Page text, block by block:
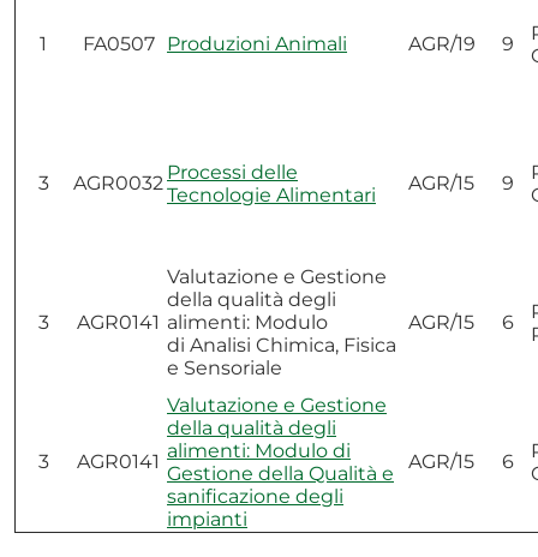
1 FA0507 Produzioni Animali AGR/19 9
3 AGR0032 Processi delle
Tecnologie Alimentari
AGR/15 9
3 AGR0141
Valutazione e Gestione
della qualità degli
alimenti: Modulo
di Analisi Chimica, Fisica
e Sensoriale
AGR/15 6
3 AGR0141
Valutazione e Gestione
della qualità degli
alimenti: Modulo di
Gestione della Qualità e
sanificazione degli
impianti
AGR/15 6